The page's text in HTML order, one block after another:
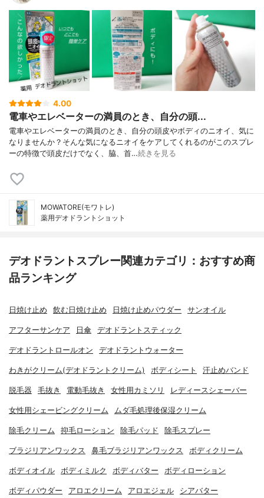
4.00
電車やエレベーターの満員のとき、自分の頭...
電車やエレベーターの満員のとき、自分の頭皮やボディのニオイ、気に
なりませんか？そんな気になるニオイをケアしてくれるのがこのスプレ
ーの特徴で頭皮だけでなく、脇、首…続きを見る
MOWATORE(モワトレ)
薬用デオドラントショット
デオドラントスプレー関連カテゴリ：おすすめ商
品ランキング
日焼け止め 飲む日焼け止め 日焼け止めパウダー サンオイル
アフターサンケア 日傘 デオドラントスティック
デオドラントロールオン デオドラントウォーター
わきがクリーム(デオドラントクリーム) ボディシート 汗止めバンド
脱毛器 毛抜き 電動毛抜き 女性用カミソリ レディースシェーバー
女性用シェービングクリーム ムダ毛処理後保湿クリーム
除毛クリーム 抑毛ローション 除毛パッド 除毛スプレー
ブラジリアンワックス 鼻毛ブラジリアンワックス ボディクリーム
ボディオイル ボディミルク ボディバター ボディローション
ボディパウダー アロエクリーム アロエジェル シアバター